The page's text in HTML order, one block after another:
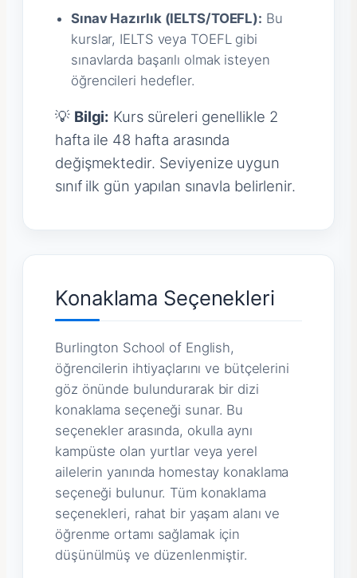
Sınav Hazırlık (IELTS/TOEFL): Bu
kurslar, IELTS veya TOEFL gibi
sınavlarda başarılı olmak isteyen
öğrencileri hedefler.
💡 Bilgi: Kurs süreleri genellikle 2
hafta ile 48 hafta arasında
değişmektedir. Seviyenize uygun
sınıf ilk gün yapılan sınavla belirlenir.
Konaklama Seçenekleri
Burlington School of English,
öğrencilerin ihtiyaçlarını ve bütçelerini
göz önünde bulundurarak bir dizi
konaklama seçeneği sunar. Bu
seçenekler arasında, okulla aynı
kampüste olan yurtlar veya yerel
ailelerin yanında homestay konaklama
seçeneği bulunur. Tüm konaklama
seçenekleri, rahat bir yaşam alanı ve
öğrenme ortamı sağlamak için
düşünülmüş ve düzenlenmiştir.